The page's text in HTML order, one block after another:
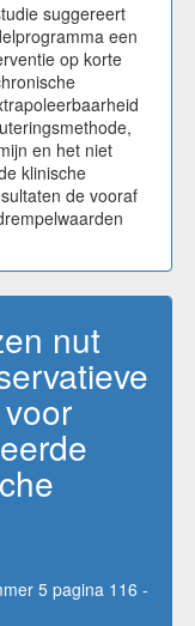
suggereert
een
op korte
en het niet
klinische
de vooraf
nut
5 pagina 116 -